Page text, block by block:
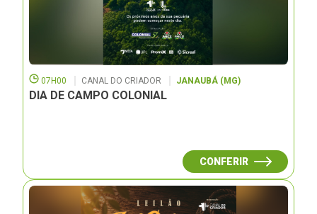
07H00 CANAL DO CRIADOR JANAUBÁ (MG)
DIA DE CAMPO COLONIAL
CONFERIR